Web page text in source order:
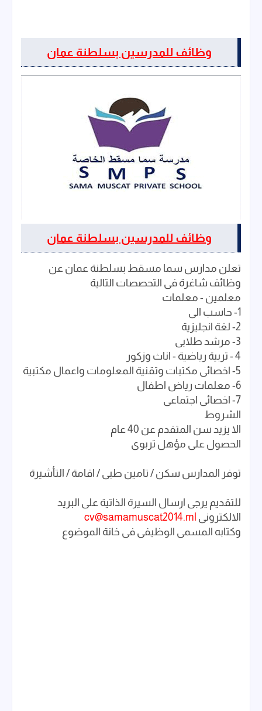
وظائف للمدرسين بسلطنة عمان
وظائف للمدرسين بسلطنة عمان
تعلن مدارس سما مسقط بسلطنة عمان عن
وظائف شاغرة فى التحصصات التالية
معلمين - معلمات
1- حاسب الى
2- لغة انجليزية
3- مرشد طلابى
4 - تربية رياضية - اناث وزكور
5- اخصائى مكتبات وتقنية المعلومات واعمال مكتبية
6- معلمات رياض اطفال
7- اخصائى اجتماعى
الشروط
الا يزيد سن المتقدم عن 40 عام
الحصول على مؤهل تربوى
توفر المدارس سكن / تامين طبى / اقامة / التأشيرة
للتقديم يرجى ارسال السيرة الذاتية على البريد
الالكترونى cv@samamuscat2014.ml
وكتابه المسمى الوظيفى فى خانة الموضوع